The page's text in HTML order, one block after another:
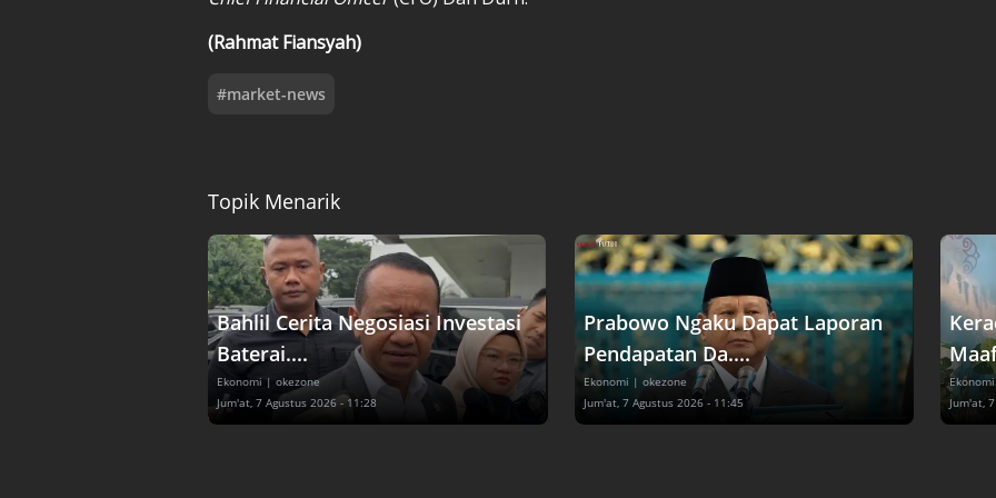
(Rahmat Fiansyah)
#market-news
Topik Menarik
Bahlil Cerita Negosiasi Investasi
Baterai....
Ekonomi | okezone
Jum'at, 7 Agustus 2026 - 11:28
Prabowo Ngaku Dapat Laporan
Pendapatan Da....
Ekonomi | okezone
Jum'at, 7 Agustus 2026 - 11:45
Ekonomi
Jum'at,